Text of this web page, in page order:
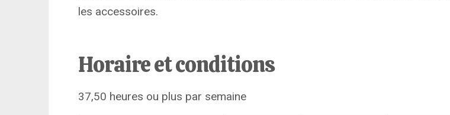
les accessoires.
Horaire et conditions
37,50 heures ou plus par semaine